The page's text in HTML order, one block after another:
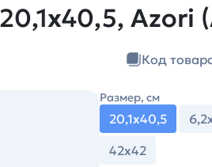
Azori
Код
Размер, см
20,1х40,5
42х42